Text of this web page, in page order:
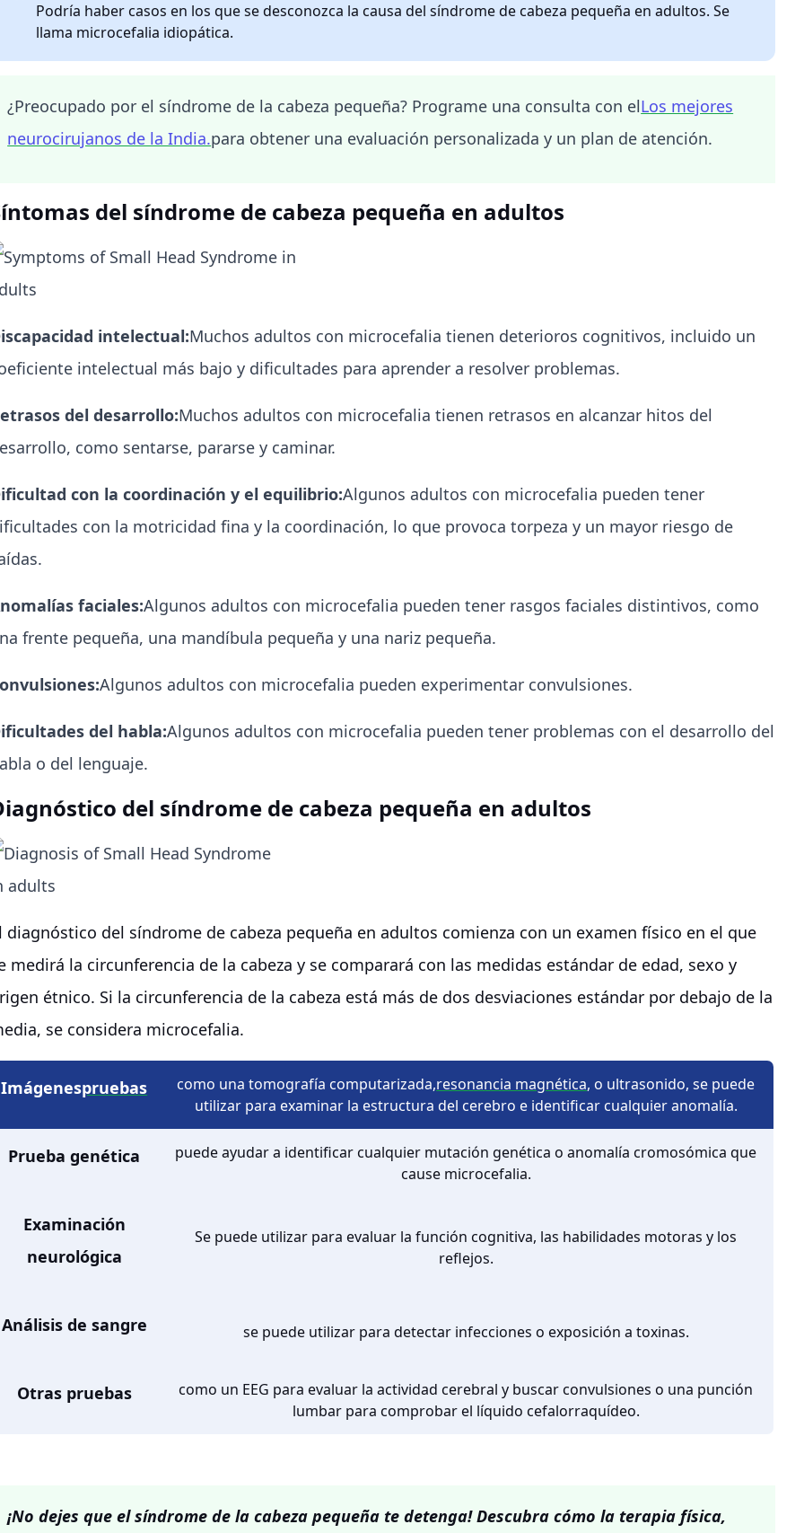
Podría haber casos en los que se desconozca la causa del síndrome de cabeza pequeña en adultos. Se
llama microcefalia idiopática.
¿Preocupado por el síndrome de la cabeza pequeña? Programe una consulta con elLos mejores
neurocirujanos de la India.para obtener una evaluación personalizada y un plan de atención.
del síndrome de cabeza pequeña en adultos
intelectual:Muchos adultos con microcefalia tienen deterioros cognitivos, incluido un
intelectual más bajo y dificultades para aprender a resolver problemas.
del desarrollo:Muchos adultos con microcefalia tienen retrasos en alcanzar hitos del
como sentarse, pararse y caminar.
con la coordinación y el equilibrio:Algunos adultos con microcefalia pueden tener
con la motricidad fina y la coordinación, lo que provoca torpeza y un mayor riesgo de
faciales:Algunos adultos con microcefalia pueden tener rasgos faciales distintivos, como
frente pequeña, una mandíbula pequeña y una nariz pequeña.
Algunos adultos con microcefalia pueden experimentar convulsiones.
del habla:Algunos adultos con microcefalia pueden tener problemas con el desarrollo del
o del lenguaje.
del síndrome de cabeza pequeña en adultos
diagnóstico del síndrome de cabeza pequeña en adultos comienza con un examen físico en el que
medirá la circunferencia de la cabeza y se comparará con las medidas estándar de edad, sexo y
étnico. Si la circunferencia de la cabeza está más de dos desviaciones estándar por debajo de la
se considera microcefalia.
Imágenespruebas como una tomografía computarizada,resonancia magnética, o ultrasonido, se puede
utilizar para examinar la estructura del cerebro e identificar cualquier anomalía.
Prueba genética
puede ayudar a identificar cualquier mutación genética o anomalía cromosómica que
cause microcefalia.
Examinación
neurológica
Se puede utilizar para evaluar la función cognitiva, las habilidades motoras y los
reflejos.
Análisis de sangre se puede utilizar para detectar infecciones o exposición a toxinas.
Otras pruebas
como un EEG para evaluar la actividad cerebral y buscar convulsiones o una punción
lumbar para comprobar el líquido cefalorraquídeo.
¡No dejes que el síndrome de la cabeza pequeña te detenga! Descubra cómo la terapia física,